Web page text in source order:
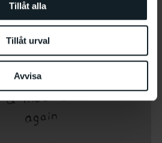
Tillåt alla
Tillåt urval
Avvisa